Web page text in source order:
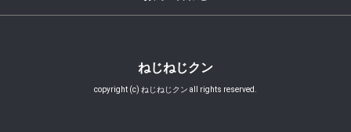
ねじねじクン
copyright (c) ねじねじクン all rights reserved.